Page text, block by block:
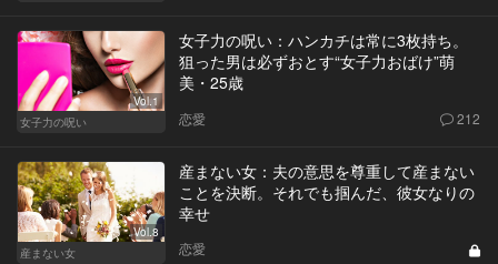
Vol.1
女子力の呪い
女子力の呪い：ハンカチは常に3枚持ち。
狙った男は必ずおとす“女子力おばけ”萌
美・25歳
恋愛 212
Vol.8
産まない女
産まない女：夫の意思を尊重して産まない
ことを決断。それでも掴んだ、彼女なりの
幸せ
恋愛